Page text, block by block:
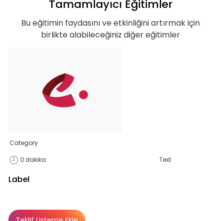
Tamamlayıcı Eğitimler
Bu eğitimin faydasını ve etkinliğini artırmak için
birlikte alabileceğiniz diğer eğitimler
Category
0 dakika Text
Label
Basic
Kurumun temelde ihtiyaç duyacağı, hem
özel hem de iş hayatı için gerekli
olabilecek, ana konuları ve yetkinlikleri